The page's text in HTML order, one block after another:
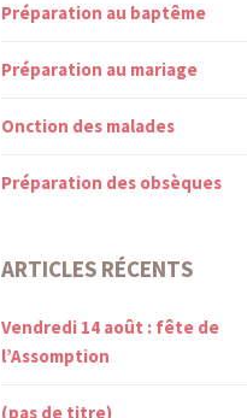
Préparation au baptême
Préparation au mariage
Onction des malades
Préparation des obsèques
ARTICLES RÉCENTS
Vendredi 14 août : fête de
l’Assomption
(pas de titre)